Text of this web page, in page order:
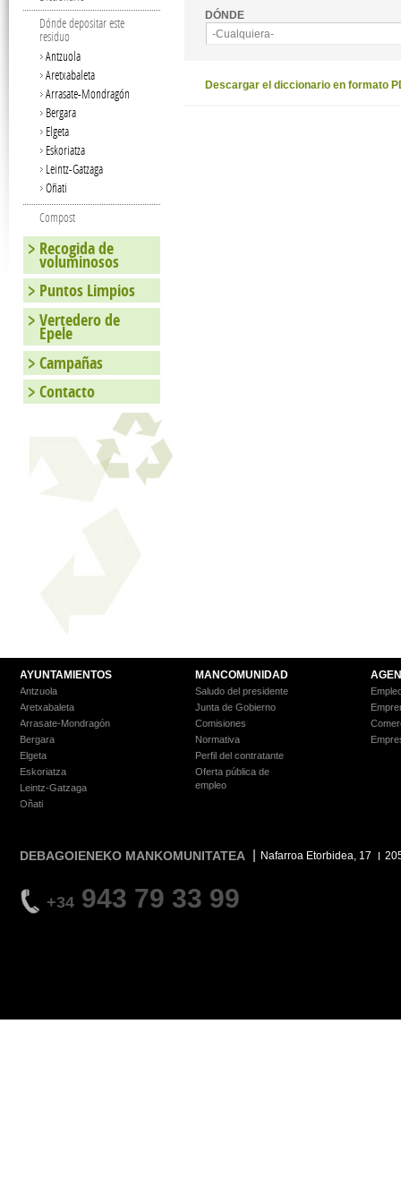
DÓNDE
-Cualquiera-
Descargar el diccionario en formato
Dónde depositar este
residuo
Antzuola
Aretxabaleta
Arrasate-Mondragón
Bergara
Elgeta
Eskoriatza
Leintz-Gatzaga
Oñati
Compost
Recogida de
voluminosos
Puntos Limpios
Vertedero de
Epele
Campañas
Contacto
AYUNTAMIENTOS
Antzuola
Aretxabaleta
Arrasate-Mondragón
Bergara
Elgeta
Eskoriatza
Leintz-Gatzaga
Oñati
MANCOMUNIDAD
Saludo del presidente
Junta de Gobierno
Comisiones
Normativa
Perfil del contratante
Oferta pública de
empleo
DEBAGOIENEKO MANKOMUNITATEA Nafarroa Etorbidea, 17
+34 943 79 33 99